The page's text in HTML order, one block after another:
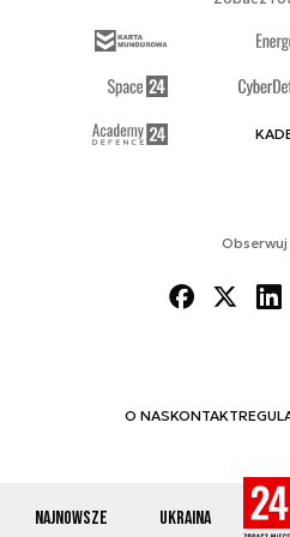
Najnowsze Ukraina
Obserwuj
O NASKONTAKT
© 2012-2026